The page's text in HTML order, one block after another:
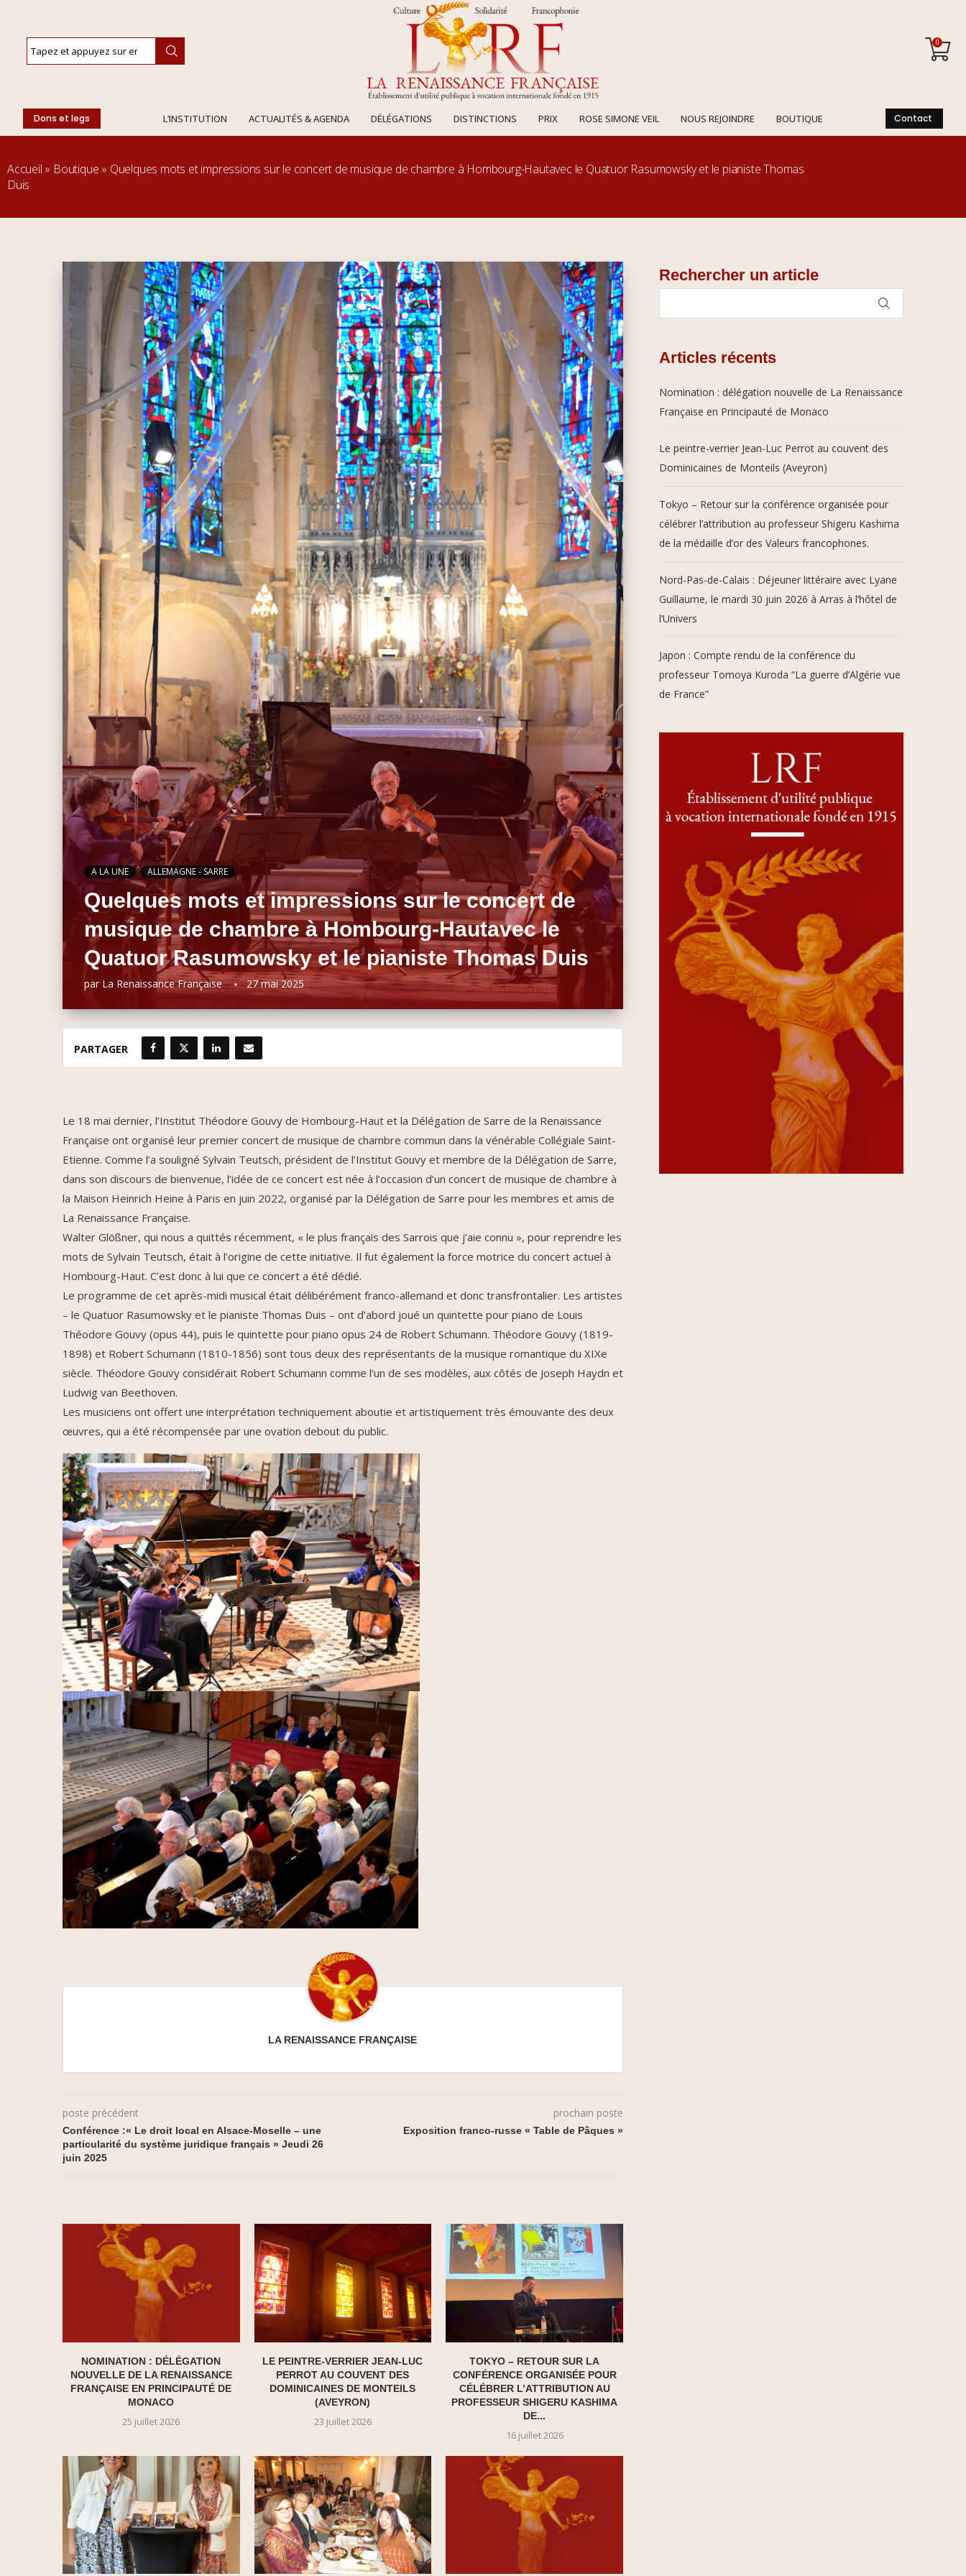
0
Dons et legs L’INSTITUTION ACTUALITÉS & AGENDA DÉLÉGATIONS DISTINCTIONS PRIX ROSE SIMONE VEIL NOUS REJOINDRE BOUTIQUE Contact
Accueil » Boutique » Quelques mots et impressions sur le concert de musique de chambre à Hombourg-Hautavec le Quatuor Rasumowsky et le pianiste Thomas
Duis
A LA UNE ALLEMAGNE - SARRE
Quelques mots et impressions sur le concert de
musique de chambre à Hombourg-Hautavec le
Quatuor Rasumowsky et le pianiste Thomas Duis
par La Renaissance Française 27 mai 2025
PARTAGER
Le 18 mai dernier, l’Institut Théodore Gouvy de Hombourg-Haut et la Délégation de Sarre de la Renaissance
Française ont organisé leur premier concert de musique de chambre commun dans la vénérable Collégiale Saint-
Etienne. Comme l’a souligné Sylvain Teutsch, président de l’Institut Gouvy et membre de la Délégation de Sarre,
dans son discours de bienvenue, l’idée de ce concert est née à l’occasion d’un concert de musique de chambre à
la Maison Heinrich Heine à Paris en juin 2022, organisé par la Délégation de Sarre pour les membres et amis de
La Renaissance Française.
Walter Glößner, qui nous a quittés récemment, « le plus français des Sarrois que j’aie connu », pour reprendre les
mots de Sylvain Teutsch, était à l’origine de cette initiative. Il fut également la force motrice du concert actuel à
Hombourg-Haut. C’est donc à lui que ce concert a été dédié.
Le programme de cet après-midi musical était délibérément franco-allemand et donc transfrontalier. Les artistes
– le Quatuor Rasumowsky et le pianiste Thomas Duis – ont d’abord joué un quintette pour piano de Louis
Théodore Gouvy (opus 44), puis le quintette pour piano opus 24 de Robert Schumann. Théodore Gouvy (1819-
1898) et Robert Schumann (1810-1856) sont tous deux des représentants de la musique romantique du XIXe
siècle. Théodore Gouvy considérait Robert Schumann comme l’un de ses modèles, aux côtés de Joseph Haydn et
Ludwig van Beethoven.
Les musiciens ont offert une interprétation techniquement aboutie et artistiquement très émouvante des deux
œuvres, qui a été récompensée par une ovation debout du public.
LA RENAISSANCE FRANÇAISE
poste précédent
Conférence :« Le droit local en Alsace-Moselle – une
particularité du système juridique français » Jeudi 26
juin 2025
prochain poste
Exposition franco-russe « Table de Pâques »
NOMINATION : DÉLÉGATION
NOUVELLE DE LA RENAISSANCE
FRANÇAISE EN PRINCIPAUTÉ DE
MONACO
25 juillet 2026
LE PEINTRE-VERRIER JEAN-LUC
PERROT AU COUVENT DES
DOMINICAINES DE MONTEILS
(AVEYRON)
23 juillet 2026
TOKYO – RETOUR SUR LA
CONFÉRENCE ORGANISÉE POUR
CÉLÉBRER L’ATTRIBUTION AU
PROFESSEUR SHIGERU KASHIMA
DE...
16 juillet 2026
Rechercher un article
Articles récents
Nomination : délégation nouvelle de La Renaissance
Française en Principauté de Monaco
Le peintre-verrier Jean-Luc Perrot au couvent des
Dominicaines de Monteils (Aveyron)
Tokyo – Retour sur la conférence organisée pour
célébrer l’attribution au professeur Shigeru Kashima
de la médaille d’or des Valeurs francophones.
Nord-Pas-de-Calais : Déjeuner littéraire avec Lyane
Guillaume, le mardi 30 juin 2026 à Arras à l’hôtel de
l’Univers
Japon : Compte rendu de la conférence du
professeur Tomoya Kuroda “La guerre d’Algérie vue
de France”